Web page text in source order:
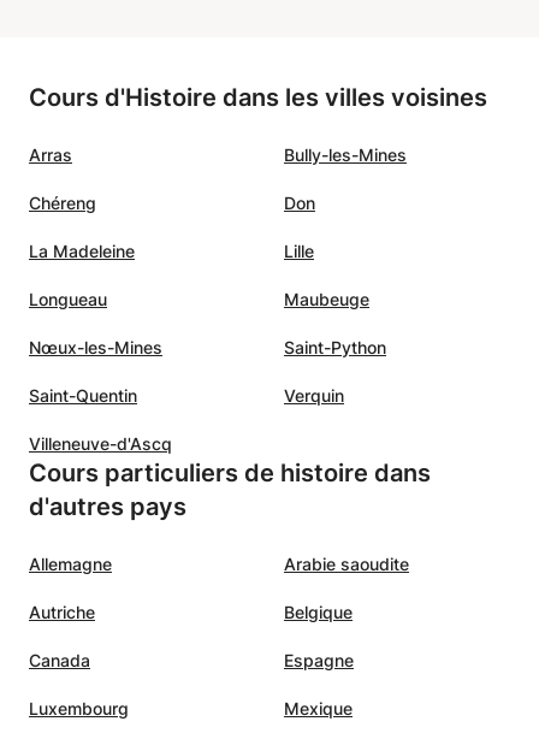
working with him in
是一位友善的教
你的主動性高，可以準備好
材和資料來和此教師做討論
Cours d'Histoire dans les villes voisines
Arras Bully-les-Mines
Chéreng Don
La Madeleine Lille
Longueau Maubeuge
Nœux-les-Mines Saint-Python
Saint-Quentin Verquin
Villeneuve-d'Ascq
Cours particuliers de histoire dans
d'autres pays
Allemagne Arabie saoudite
Autriche Belgique
Canada Espagne
Luxembourg Mexique